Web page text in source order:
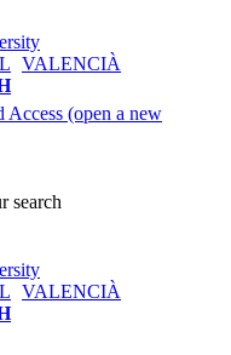
VALENCIÀ
Access (open a new
search
VALENCIÀ